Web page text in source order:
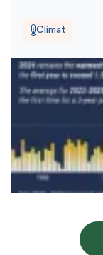
Climat